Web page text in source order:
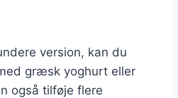
version, kan du
græsk yoghurt eller
også tilføje flere